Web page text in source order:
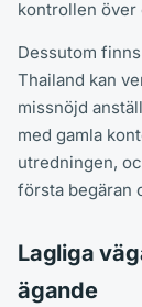
kontrollen över
Dessutom
Thailand kan
missnöjd
med gamla
utredningen,
första begäran
Lagliga
ägande